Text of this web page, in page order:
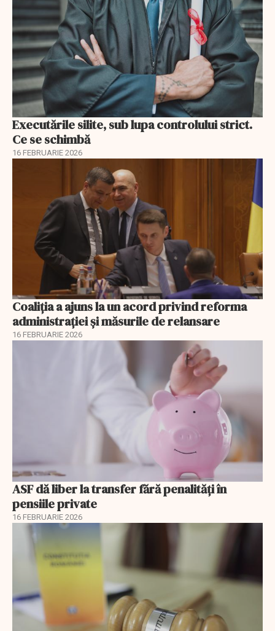
Executările silite, sub lupa controlului strict.
Ce se schimbă
16 FEBRUARIE 2026
Coaliția a ajuns la un acord privind reforma
administrației și măsurile de relansare
16 FEBRUARIE 2026
ASF dă liber la transfer fără penalități în
pensiile private
16 FEBRUARIE 2026